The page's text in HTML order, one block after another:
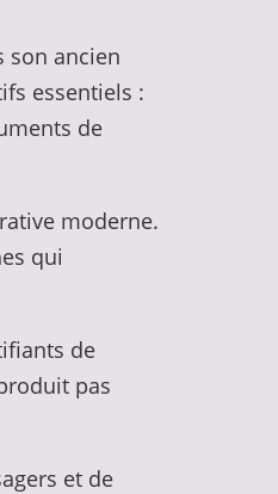
son ancien
essentiels :
de
moderne.
qui
de
pas
et de